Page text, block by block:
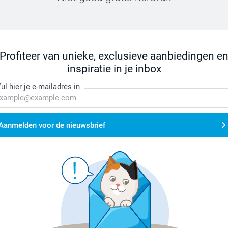
Profiteer van unieke, exclusieve aanbiedingen en
inspiratie in je inbox
hier je e-mailadres in
voor de nieuwsbrief